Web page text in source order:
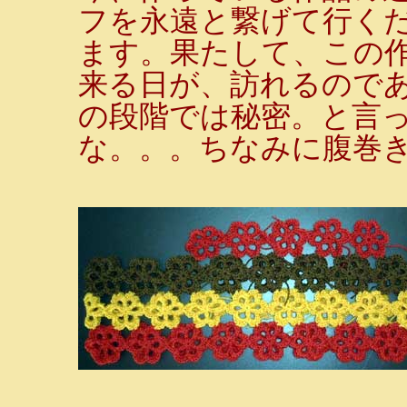
フを永遠と繋げて行く
ます。果たして、この
来る日が、訪れるので
の段階では秘密。と言
な。。。ちなみに腹巻